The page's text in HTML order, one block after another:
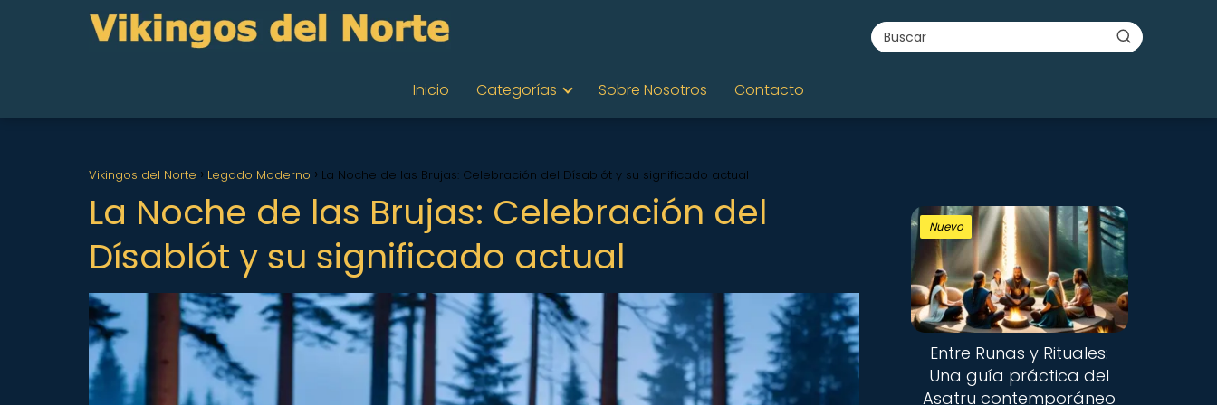
Inicio Categorías Sobre Nosotros Contacto
Vikingos del Norte Legado Moderno La Noche de las Brujas: Celebración del Dísablót y su significado actual
La Noche de las Brujas: Celebración del
Dísablót y su significado actual
Nuevo
Entre Runas y Rituales:
Una guía práctica del
Asatru contemporáneo